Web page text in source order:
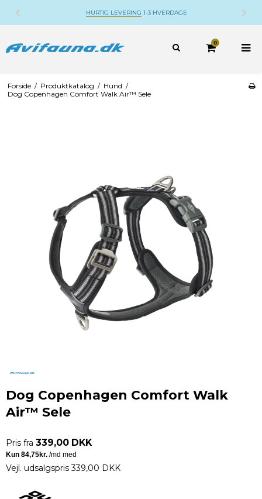
HURTIG LEVERING 1-3 HVERDAGE
0
Forside / Produktkatalog / Hund /
Dog Copenhagen Comfort Walk Air™ Sele
Dog Copenhagen Comfort Walk
Air™ Sele
Pris fra 339,00 DKK
Vejl. udsalgspris 339,00 DKK